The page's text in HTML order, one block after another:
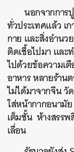
นอกจากการ
ทั่วประเทศแล้ว เ
กาย และสิ่งอำนว
ติดเชื้อไปมา และ
ไปด้วยข้อความเ
อาหาร หลายร้าน
ไม่ได้มาจากจีน
ใส่หน้ากากอนามั
เต็มชั้น ห้างสรร
เลื่อน